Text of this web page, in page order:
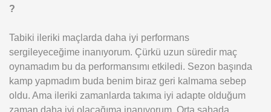
?
Tabiki ileriki maçlarda daha iyi performans
sergileyeceğime inanıyorum. Çürkü uzun süredir maç
oynamadım bu da performansımı etkiledi. Sezon başında
kamp yapmadım buda benim biraz geri kalmama sebep
oldu. Ama ileriki zamanlarda takıma iyi adapte olduğum
zaman daha iyi olacağıma inanıyorum. Orta sahada